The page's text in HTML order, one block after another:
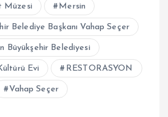
Müzesi Mersin
Belediye Başkanı Vahap Seçer
Büyükşehir Belediyesi
Evi RESTORASYON
Vahap Seçer